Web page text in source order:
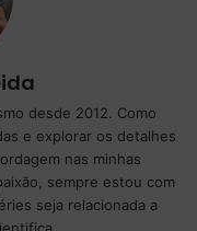
desde 2012. Como
e explorar os detalhes
nas minhas
sempre estou com
seja relacionada a